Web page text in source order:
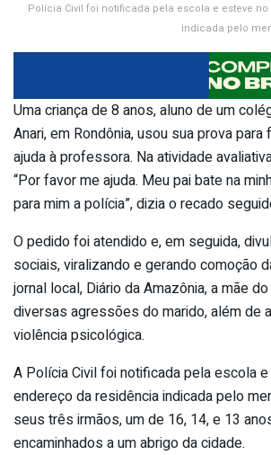
Polícia Civil foi notificada pela escola e esteve
indicada pelo
Uma criança de 8 anos, aluno de um
Anari, em Rondônia, usou sua prova
ajuda à professora. Na atividade
“Por favor me ajuda. Meu pai bate na
para mim a polícia”, dizia o recado
O pedido foi atendido e, em seguida,
sociais, viralizando e gerando comoção
jornal local, Diário da Amazônia, a mãe
diversas agressões do marido, além de
violência psicológica.
A Polícia Civil foi notificada pela escola
endereço da residência indicada pelo
seus três irmãos, um de 16, 14, e 13
encaminhados a um abrigo da cidade.